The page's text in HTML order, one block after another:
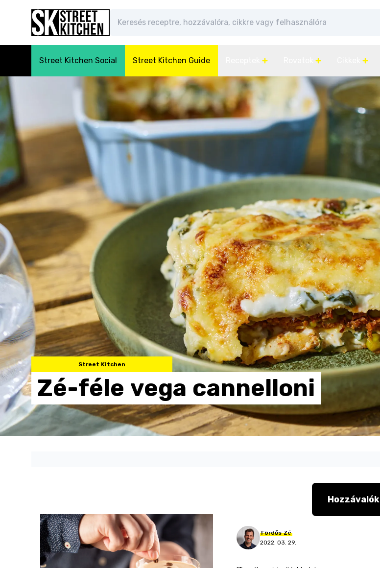
Street Kitchen Social Street Kitchen Guide
Street Kitchen
Zé-féle vega cannelloni
Hozzávalók
Fördős Zé
2022. 03. 29.